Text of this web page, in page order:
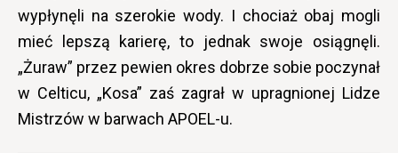
wypłynęli na szerokie wody. I chociaż obaj mogli
mieć lepszą karierę, to jednak swoje osiągnęli.
„Żuraw” przez pewien okres dobrze sobie poczynał
w Celticu, „Kosa” zaś zagrał w upragnionej Lidze
Mistrzów w barwach APOEL-u.